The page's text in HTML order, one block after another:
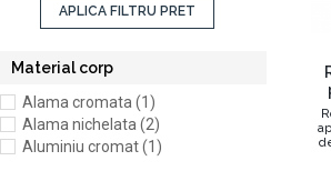
APLICA FILTRU PRET
Material corp
Alama cromata (1)
Alama nichelata (2)
Aluminiu cromat (1)